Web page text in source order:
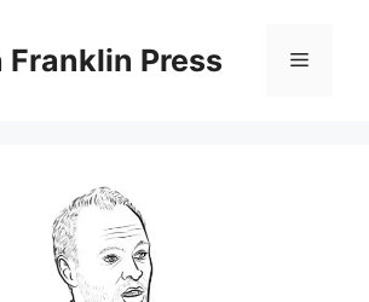
Franklin Press Menu